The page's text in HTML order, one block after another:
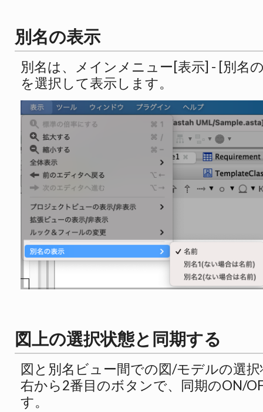
別名の表示
別名は、メインメニュー[表示] - [別名
を選択して表示します。
図上の選択状態と同期する
図と別名ビュー間での図/モデルの選
右から2番目のボタンで、同期のON/
す。